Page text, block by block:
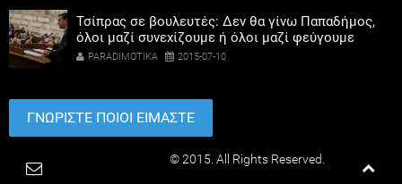
Τσίπρας σε βουλευτές: Δεν θα γίνω Παπαδήμος,
όλοι μαζί συνεχίζουμε ή όλοι μαζί φεύγουμε
PARADIMOTIKA 2015-07-10
ΓΝΩΡΙΣΤΕ ΠΟΙΟΙ ΕΙΜΑΣΤΕ
© 2015. All Rights Reserved.